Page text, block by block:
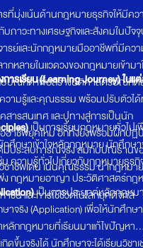
ที่มุ่งเน้นด้านกฎหมายธุรกิจให้มีคว
ภาวะทางเศรษฐกิจและสังคมในปัจ
รย์และนักกฎหมายมืออาชีพที่มีคว
กหลายในแวดวงของกฎหมายเข้ามา
บบัณฑิต เพื่อสร้างนิติศาสตรบัณฑิ
วามรู้และคุณธรรม พร้อมปรับตัวไ
สารสนเทศ และปูทางสู่การเป็นนัก
อาชีพยุคใหม่ อีกทั้งยังพร้อมฝึกปฏิ
มีประสบการณ์จริง สมกับปณิธานข
ชาชีพเด่น เน้นคุณธรรม นำกฎหมาย
การเรียน (Learning Journey) ในแ
เป็นการเรียนกฎหมายทั่วไป
ศึกษาเข้าใจหลักกฎหมาย นักศึกษา
น ความรู้ทั่วไปเกี่ยวกับกฎหมายธุรกิ
กฎหมายอาญา ประวัติศาสตร์กฎ
ชน และการใช้ชีวิตในโลกยุคดิจิทัล
เป็นการประยุกต์หลักกฎหม
จริง (Application) เพื่อให้นักศึกษา
ลักกฎหมายที่เรียนมาแก้ไขปัญหา
ดขึ้นจริงได้ นักศึกษาจะได้เรียนวิชาเ